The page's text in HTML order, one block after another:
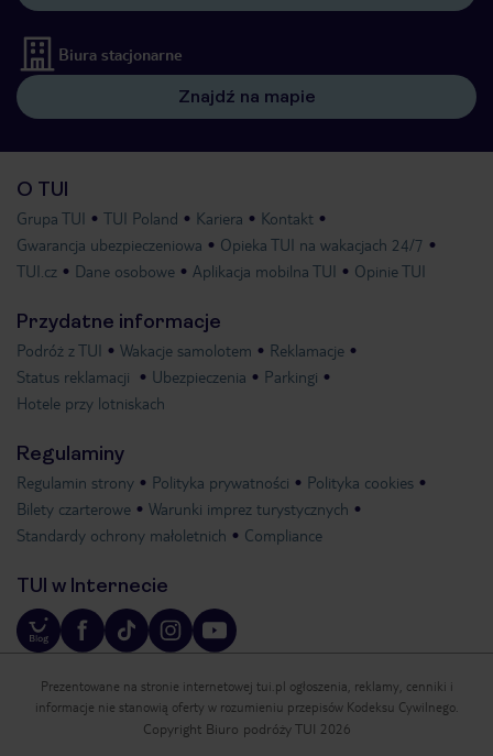
Biura stacjonarne
Znajdź na mapie
O TUI
Grupa TUI TUI Poland Kariera
Kontakt
Gwarancja ubezpieczeniowa
Opieka TUI na wakacjach 24/7
TUI.cz
Dane osobowe Aplikacja mobilna TUI Opinie TUI
Przydatne informacje
Podróż z TUI Wakacje samolotem
Reklamacje
Status reklamacji
Ubezpieczenia
Parkingi
Hotele przy lotniskach
Regulaminy
Regulamin strony Polityka prywatności
Polityka cookies
Bilety czarterowe
Warunki imprez turystycznych
Standardy ochrony małoletnich
Compliance
TUI w Internecie
Prezentowane na stronie internetowej tui.pl ogłoszenia, reklamy, cenniki i
informacje nie stanowią oferty w rozumieniu przepisów Kodeksu Cywilnego.
Copyright Biuro podróży TUI 2026